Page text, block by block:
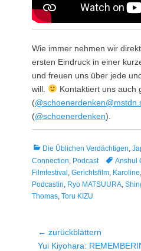
Wie immer nehmen wir
ersten Eindruck in einer
und freuen uns über jede
will.
Kontaktiert uns auch
(
(@schoenerdenken).
Kategorien
Die Üblichen Verdächtigen,
Connection, Podcast TagsAnshul
Filmfestival, Gerichtsfilm, Karoline,
Podcastin, Ryo MATSUURA,
Thomas, Toru KIZU
Beitragsnavigation
← zurückblättern
Vorheriger
Yui Kiyohara: